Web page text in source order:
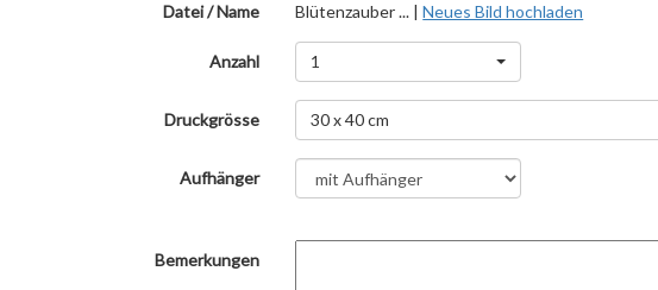
Datei / Name Blütenzauber ... |Neues Bild hochladen
Anzahl 1
Druckgrösse 30 x 40 cm
Aufhänger
Bemerkungen